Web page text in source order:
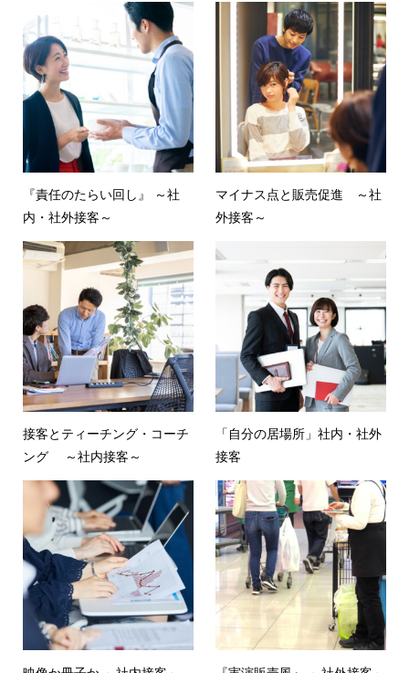
『責任のたらい回し』 ～社
内・社外接客～
マイナス点と販売促進 ～社
外接客～
接客とティーチング・コーチ
ング ～社内接客～
「自分の居場所」社内・社外
接客